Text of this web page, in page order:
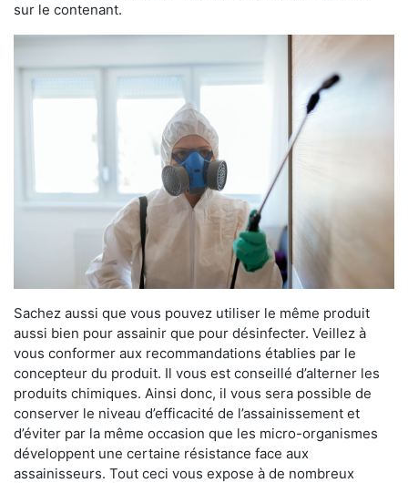
sur le contenant.
Sachez aussi que vous pouvez utiliser le même produit
aussi bien pour assainir que pour désinfecter. Veillez à
vous conformer aux recommandations établies par le
concepteur du produit. Il vous est conseillé d’alterner les
produits chimiques. Ainsi donc, il vous sera possible de
conserver le niveau d’efficacité de l’assainissement et
d’éviter par la même occasion que les micro-organismes
développent une certaine résistance face aux
assainisseurs. Tout ceci vous expose à de nombreux